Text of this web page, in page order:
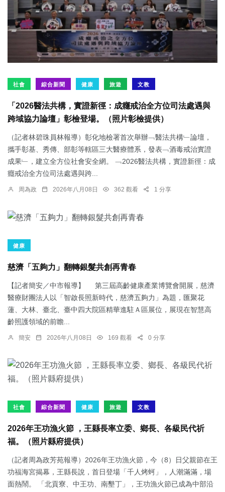
社會 綜合新聞 健康 旅遊 文教
「2026醫法共構，實證新徑：成癮戒治全方位司法處遇與
跨域協力論壇」彰檢登場。（照片彰檢提供）
（記者林碧珠員林報導）彰化地檢署首次舉辦﹁醫法共構﹂論壇，
攜手彰基、秀傳、部彰等轄區三大醫療體系，發表﹁酒毒戒治實證
成果﹂，建立全方位社會安全網。 ﹁2026醫法共構，實證新徑：成
癮戒治全方位司法處遇與跨...
周為政 2026年八月08日 362 觀看 1 分享
健康
慈濟「五夠力」翻轉銀髮共創再青春
【記者簡安／中市報導】 第三屆高齡健康產業博覽會開展，慈濟
醫療財團法人以「智啟長照新時代，慈濟五夠力」為題，匯聚花
蓮、大林、臺北、臺中四大院區精華進駐Ａ區展位，展現在智慧高
齡照護領域的前瞻...
簡安 2026年八月08日 169 觀看 0 分享
社會 綜合新聞 健康 旅遊 文教
2026年王功漁火節 ，王縣長率立委、鄉長、各級民代祈
福。（照片縣府提供）
（記者周為政芳苑報導）2026年王功漁火節，今（8）日父親節在王
功福海宮揭幕，王縣長說，首日登場「千人烤蚵」，人潮滿滿，場
面熱鬧。 「北貢寮、中王功、南墾丁」，王功漁火節已成為中部沿